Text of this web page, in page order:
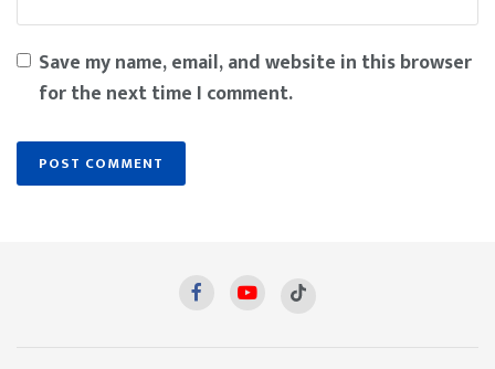
Save my name, email, and website in this browser
for the next time I comment.